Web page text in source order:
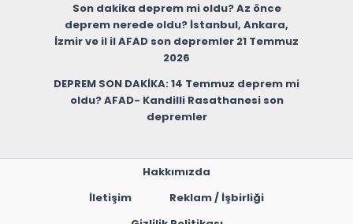
Son dakika deprem mi oldu? Az önce
deprem nerede oldu? İstanbul, Ankara,
İzmir ve il il AFAD son depremler 21 Temmuz
2026
DEPREM SON DAKİKA: 14 Temmuz deprem mi
oldu? AFAD- Kandilli Rasathanesi son
depremler
Hakkımızda
İletişim
Reklam / İşbirliği